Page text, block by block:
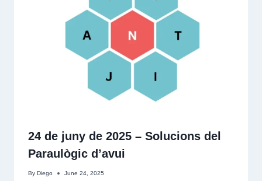
24 de juny de 2025 – Solucions del
Paraulògic d’avui
By Diego June 24, 2025